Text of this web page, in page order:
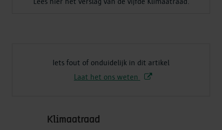
Iets fout of onduidelijk in dit artikel
Laat het ons weten
Klimaatraad